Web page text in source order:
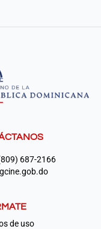
687-2166
de uso